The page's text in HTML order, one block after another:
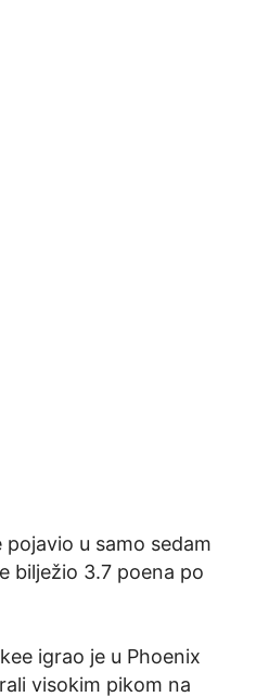
u samo sedam
bilježio 3.7 poena po
igrao je u Phoenix
visokim pikom na